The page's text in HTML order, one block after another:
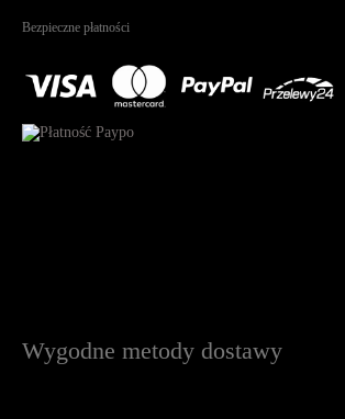
Bezpieczne płatności
Wygodne metody dostawy